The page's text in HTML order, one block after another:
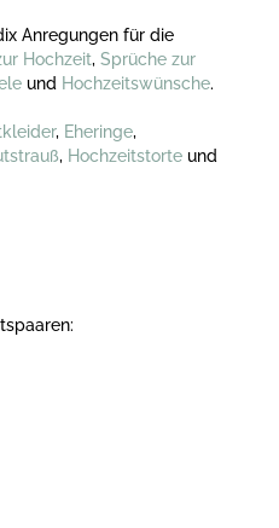
Anregungen für die
Hochzeit, Sprüche zur
und Hochzeitswünsche.
, Eheringe,
, Hochzeitstorte und